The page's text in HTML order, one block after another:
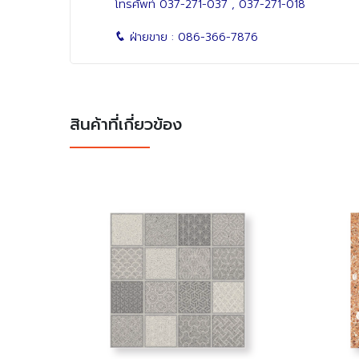
โทรศัพท์ 037-271-037 , 037-271-018
ฝ่ายขาย : 086-366-7876
สินค้าที่เกี่ยวข้อง